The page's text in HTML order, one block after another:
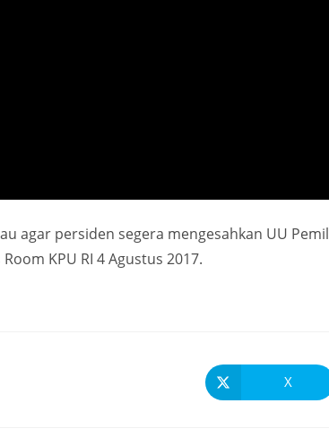
agar persiden segera mengesahkan UU
KPU RI 4 Agustus 2017.
X